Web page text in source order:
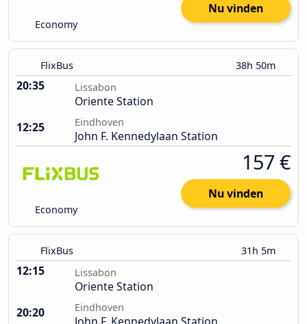
Economy
Nu vinden
FlixBus 38h 50m
20:35 Lissabon
Oriente Station
12:25
Eindhoven
John F. Kennedylaan Station
Economy
157 €
Nu vinden
FlixBus 31h 5m
12:15 Lissabon
Oriente Station
20:20
Eindhoven